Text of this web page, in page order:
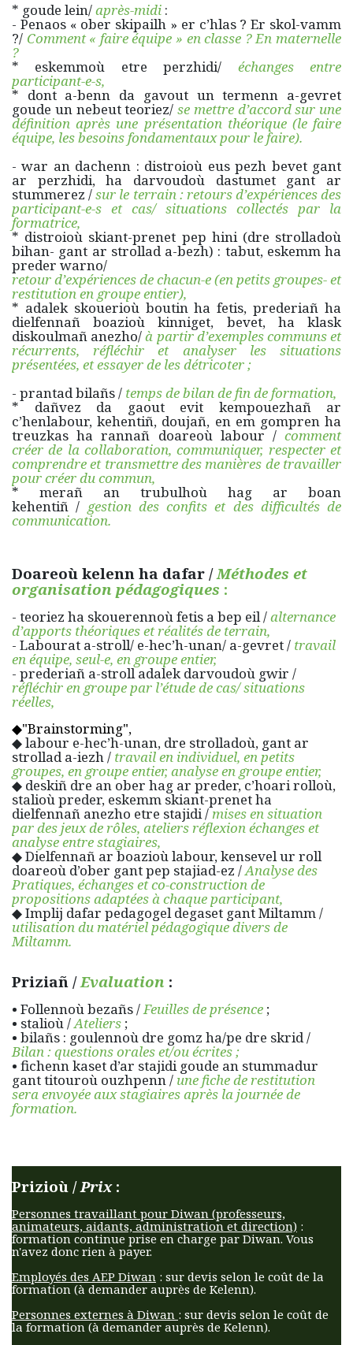
* goude lein/après-midi :
- Penaos « ober skipailh » er c’hlas ? Er skol-vamm
?/ Comment « faire équipe » en classe ? En maternelle
?
* eskemmoù etre perzhidi/ échanges entre
participant-e-s,
* dont a-benn da gavout un termenn a-gevret
goude un nebeut teoriez/ se mettre d’accord sur une
définition après une présentation théorique (le faire
équipe, les besoins fondamentaux pour le faire).
- war an dachenn : distroioù eus pezh bevet gant
ar perzhidi, ha darvoudoù dastumet gant ar
stummerez /sur le terrain : retours d’expériences des
participant-e-s et cas/ situations collectés par la
formatrice,
* distroioù skiant-prenet pep hini (dre strolladoù
bihan- gant ar strollad a-bezh) : tabut, eskemm ha
preder warno/
retour d’expériences de chacun-e (en petits groupes- et
restitution en groupe entier),
* adalek skouerioù boutin ha fetis, prederiañ ha
dielfennañ boazioù kinniget, bevet, ha klask
diskoulmañ anezho/à partir d’exemples communs et
récurrents, réfléchir et analyser les situations
présentées, et essayer de les détricoter ;
- prantad bilañs / temps de bilan de fin de formation,
* dañvez da gaout evit kempouezhañ ar
c’henlabour, kehentiñ, doujañ, en em gompren ha
treuzkas ha rannañ doareoù labour / comment
créer de la collaboration, communiquer, respecter et
comprendre et transmettre des manières de travailler
pour créer du commun,
* merañ an trubulhoù hag ar boan
kehentiñ / gestion des confits et des difficultés de
communication.
Doareoù kelenn ha dafar / Méthodes et
organisation pédagogiques :
- teoriez ha skouerennoù fetis a bep eil /alternance
d’apports théoriques et réalités de terrain,
- Labourat a-stroll/ e-hec’h-unan/ a-gevret / travail
en équipe, seul-e, en groupe entier,
- prederiañ a-stroll adalek darvoudoù gwir /
réfléchir en groupe par l’étude de cas/ situations
réelles,
◆"Brainstorming",
◆ labour e-hec’h-unan, dre strolladoù, gant ar
strollad a-iezh / travail en individuel, en petits
groupes, en groupe entier, analyse en groupe entier,
◆ deskiñ dre an ober hag ar preder, c’hoari rolloù,
stalioù preder, eskemm skiant-prenet ha
dielfennañ anezho etre stajidi /mises en situation
par des jeux de rôles, ateliers réflexion échanges et
analyse entre stagiaires,
◆ Dielfennañ ar boazioù labour, kensevel ur roll
doareoù d’ober gant pep stajiad-ez /Analyse des
Pratiques, échanges et co-construction de
propositions adaptées à chaque participant,
◆ Implij dafar pedagogel degaset gant Miltamm /
utilisation du matériel pédagogique divers de
Miltamm.
Priziañ /Evaluation :
• Follennoù bezañs /Feuilles de présence ;
• stalioù /Ateliers ;
• bilañs : goulennoù dre gomz ha/pe dre skrid /
Bilan : questions orales et/ou écrites ;
• fichenn kaset d’ar stajidi goude an stummadur
gant titouroù ouzhpenn / une fiche de restitution
sera envoyée aux stagiaires après la journée de
formation.
Prizioù /Prix:
Personnes travaillant pour Diwan (professeurs,
animateurs, aidants, administration et direction) :
formation continue prise en charge par Diwan. Vous
n'avez donc rien à payer.
Employés des AEP Diwan : sur devis selon le coût de la
formation (à demander auprès de Kelenn).
Personnes externes à Diwan : sur devis selon le coût de
la formation (à demander auprès de Kelenn).​